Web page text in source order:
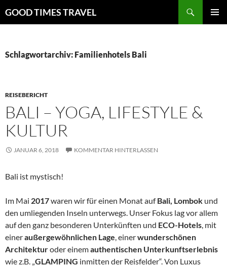
Inhalt
GOOD TIMES TRAVEL
Schlagwortarchiv: Familienhotels Bali
REISEBERICHT
BALI – YOGA, LIFESTYLE &
KULTUR
JANUAR 6, 2018 KOMMENTAR HINTERLASSEN
Bali ist mystisch!
Im Mai 2017waren wir für einen Monat aufBali, Lombok und
den umliegenden Inseln unterwegs. Unser Fokus lag vor allem
auf den ganz besonderen Unterkünften und ECO-Hotels, mit
eineraußergewöhnlichen Lage, einerwunderschönen
Architekturoder einemauthentischen Unterkunftserlebnis
wie z.B. „GLAMPING inmitten der Reisfelder“. Von Luxus